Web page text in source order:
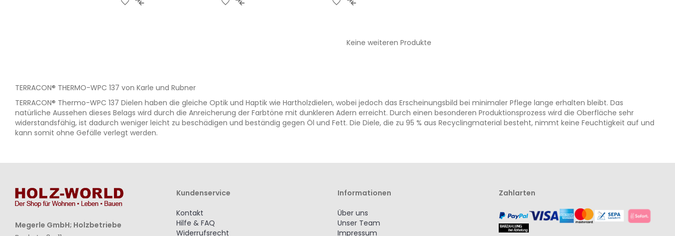
Keine weiteren Produkte
TERRACON® THERMO-WPC 137 von Karle und Rubner
TERRACON® Thermo-WPC 137 Dielen haben die gleiche Optik und Haptik wie Hartholzdielen, wobei jedoch das Erscheinungsbild bei minimaler Pflege lange erhalten bleibt. Das
natürliche Aussehen dieses Belags wird durch die Anreicherung der Farbtöne mit dunkleren Adern erreicht. Durch einen besonderen Produktionsprozess wird die Oberfläche sehr
widerstandsfähig, ist dadurch weniger leicht zu beschädigen und beständig gegen Öl und Fett. Die Diele, die zu 95 % aus Recyclingmaterial besteht, nimmt keine Feuchtigkeit auf und
kann somit ohne Gefälle verlegt werden.
Megerle GmbH; Holzbetriebe
Kundenservice
Kontakt
Hilfe & FAQ
Widerrufsrecht
Informationen
Über uns
Unser Team
Impressum
Zahlarten